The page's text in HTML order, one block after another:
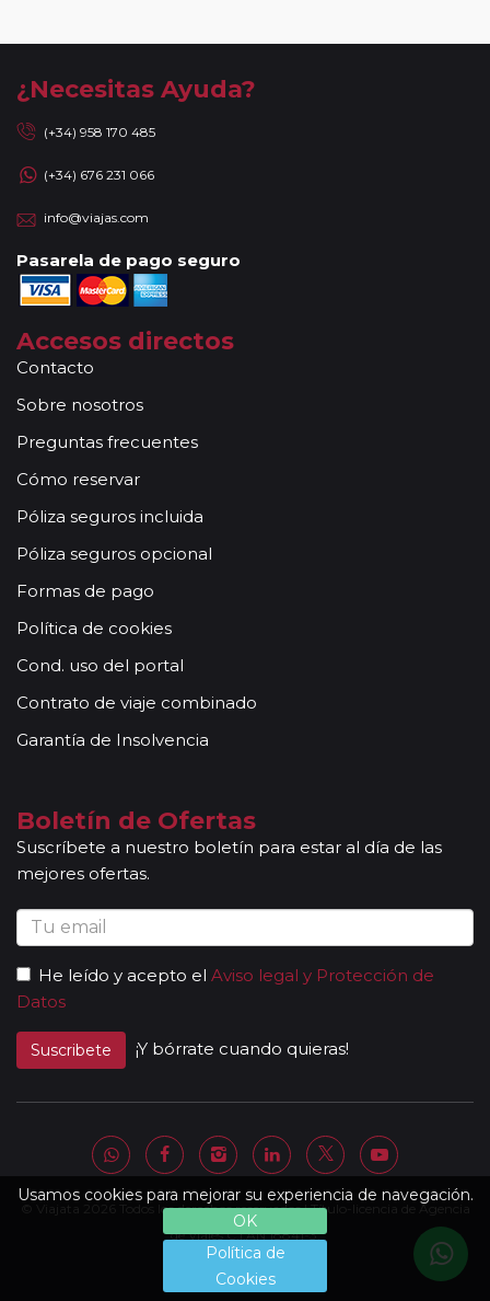
Usamos cookies para mejorar su experiencia de navegación.
OK
Política de
Cookies
¿Necesitas Ayuda?
(+34) 958 170 485
(+34) 676 231 066
info@viajas.com
Pasarela de pago seguro
Accesos directos
Contacto
Sobre nosotros
Preguntas frecuentes
Cómo reservar
Póliza seguros incluida
Póliza seguros opcional
Formas de pago
Política de cookies
Cond. uso del portal
Contrato de viaje combinado
Garantía de Insolvencia
Boletín de Ofertas
Suscríbete a nuestro boletín para estar al día de las
mejores ofertas.
He leído y acepto el Aviso legal y Protección de
Datos
Suscribete ¡Y bórrate cuando quieras!
© Viajata 2026 Todos los derechos reservados | Título-licencia de Agencia
de Viajes C.I.AN 18841-3.